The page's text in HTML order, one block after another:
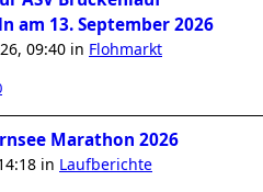
am 13. September 2026
09:40 in Flohmarkt
Marathon 2026
in Laufberichte